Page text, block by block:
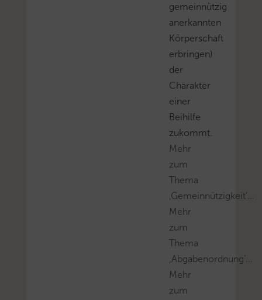
gemeinnützig
anerkannten
Körperschaft
erbringen)
der
Charakter
einer
Beihilfe
zukommt.
Mehr
zum
Thema
‚Gemeinnützigkeit’…
Mehr
zum
Thema
‚Abgabenordnung’…
Mehr
zum